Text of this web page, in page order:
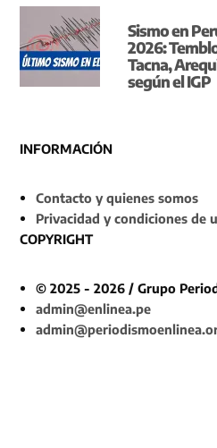
Sismo en
2026:
Tacna,
según el IGP
INFORMACIÓN
Contacto y quienes somos
Privacidad y condiciones de
COPYRIGHT
© 2025 - 2026 / Grupo
admin@enlinea.pe